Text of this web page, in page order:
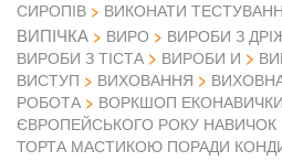
СИРОПІВ
ВИКОНАТИ
ВИПІЧКА ВИРО
ВИРОБИ З
ВИРОБИ З ТІСТА
ВИРОБИ И
ВИСТУП
ВИХОВАННЯ
РОБОТА
ВОРКШОП
ЄВРОПЕЙСЬКОГО РОКУ НАВИЧОК
ТОРТА МАСТИКОЮ ПОРАДИ